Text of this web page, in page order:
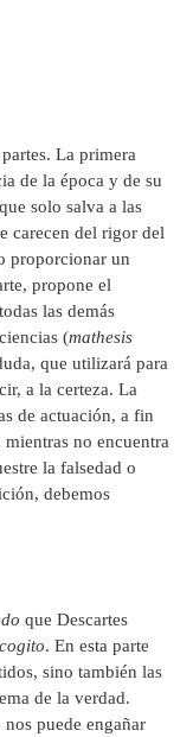
La primera
de la época y de su
solo salva a las
carecen del rigor del
proporcionar un
propone el
las demás
(mathesis
que utilizará para
a la certeza. La
de actuación, a fin
no encuentra
la falsedad o
debemos
que Descartes
cogito. En esta parte
sino también las
de la verdad.
puede engañar